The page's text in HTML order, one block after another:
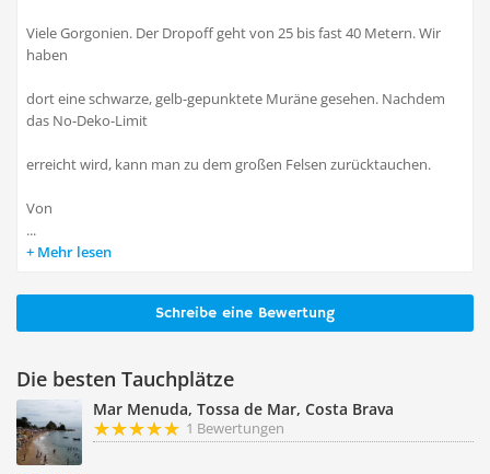
Viele Gorgonien. Der Dropoff geht von 25 bis fast 40 Metern. Wir
haben
dort eine schwarze, gelb-gepunktete Muräne gesehen. Nachdem
das No-Deko-Limit
erreicht wird, kann man zu dem großen Felsen zurücktauchen.
Von
...
Mehr lesen
Schreibe eine Bewertung
Die besten Tauchplätze
Mar Menuda, Tossa de Mar, Costa Brava
1 Bewertungen